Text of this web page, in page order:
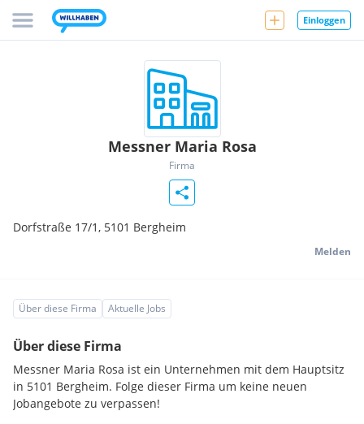
Einloggen
Messner Maria Rosa
Firma
Dorfstraße 17/1, 5101 Bergheim
Melden
Über diese Firma Aktuelle Jobs
Über diese Firma
Messner Maria Rosa ist ein Unternehmen mit dem Hauptsitz
in 5101 Bergheim. Folge dieser Firma um keine neuen
Jobangebote zu verpassen!